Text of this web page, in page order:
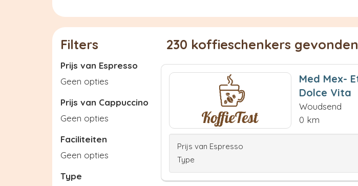
Filters
Prijs van Espresso
Geen opties
Prijs van Cappuccino
Geen opties
Faciliteiten
Geen opties
Type
230 koffieschenkers gevonden
Med Mex-
Dolce Vita
Woudsend
0 km
Prijs van Espresso
Type